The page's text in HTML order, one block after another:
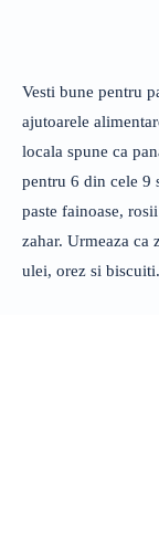
Vesti bune pentru
ajutoarele
locala spune ca
pentru 6 din cele 9
paste fainoase,
zahar. Urmeaza ca
ulei, orez si biscuiti.